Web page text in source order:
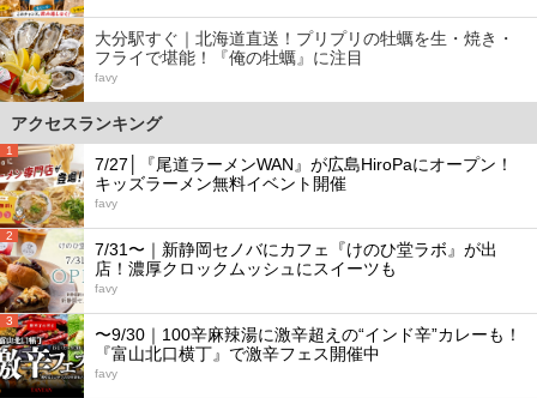
大分駅すぐ｜北海道直送！プリプリの牡蠣を生・焼き・
フライで堪能！『俺の牡蠣』に注目
favy
アクセスランキング
1
7/27│『尾道ラーメンWAN』が広島HiroPaにオープン！
キッズラーメン無料イベント開催
favy
2
7/31〜｜新静岡セノバにカフェ『けのひ堂ラボ』が出
店！濃厚クロックムッシュにスイーツも
favy
3
〜9/30｜100辛麻辣湯に激辛超えの“インド辛”カレーも！
『富山北口横丁』で激辛フェス開催中
favy